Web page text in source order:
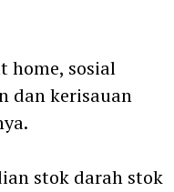
home, sosial
dan kerisauan
stok darah stok